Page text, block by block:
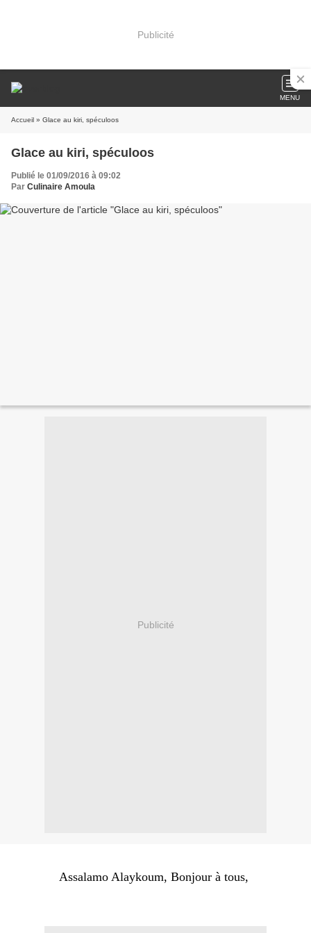
Publicité
MENU
Accueil » Glace au kiri, spéculoos
Glace au kiri, spéculoos
Publié le 01/09/2016 à 09:02
Par Culinaire Amoula
Publicité
Assalamo Alaykoum, Bonjour à tous,